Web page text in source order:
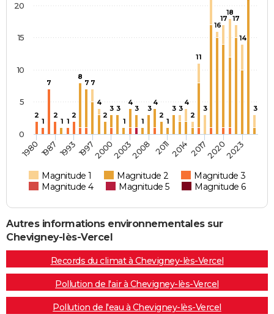
2
1
7
2
1 1
2
8
7 7
4
2
3 3
1
4
3
1
3
4
2
1
3 3
4
2
11
3
16
17
18
17
14
3
Magnitude 1 Magnitude 2
Magnitude 3
Magnitude 4
Magnitude 5 Magnitude 6
1980198719931997200020032008 20112014201720202023
0
5
10
15
20
Autres informations environnementales sur
Chevigney-lès-Vercel
Records du climat à Chevigney-lès-Vercel
Pollution de l'air à Chevigney-lès-Vercel
Pollution de l'eau à Chevigney-lès-Vercel